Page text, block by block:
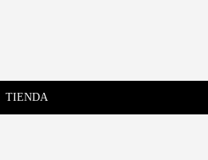
del movimiento La Poderosa.
TIENDA